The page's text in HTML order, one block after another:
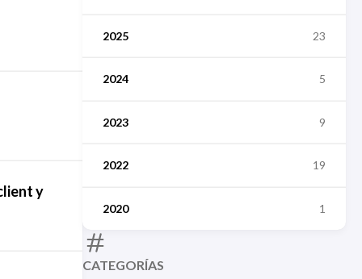
2025 23
2024 5
2023 9
2022 19
2020 1
CATEGORÍAS
y